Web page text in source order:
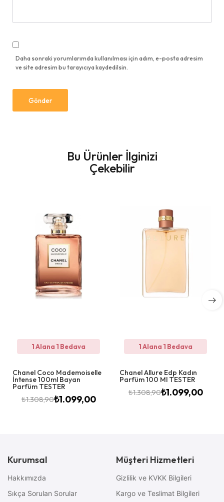
Daha sonraki yorumlarımda kullanılması için adım, e-posta adresim
ve site adresim bu tarayıcıya kaydedilsin.
Bu Ürünler İlginizi
Çekebilir
1 Alana 1 Bedava
Chanel Coco Mademoiselle
İntense 100ml Bayan
Parfüm TESTER
₺1.308,90₺1.099,00
1 Alana 1 Bedava
Chanel Allure Edp Kadın
Parfüm 100 Ml TESTER
₺1.308,90₺1.099,00
Kurumsal
Hakkımızda
Sıkça Sorulan Sorular
Müşteri Hizmetleri
Gizlilik ve KVKK Bilgileri
Kargo ve Teslimat Bilgileri